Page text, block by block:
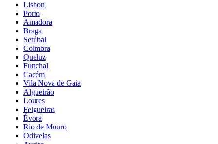
Lisbon
Porto
Amadora
Braga
Setúbal
Coimbra
Queluz
Funchal
Cacém
Vila Nova de Gaia
Algueirão
Loures
Felgueiras
Évora
Rio de Mouro
Odivelas